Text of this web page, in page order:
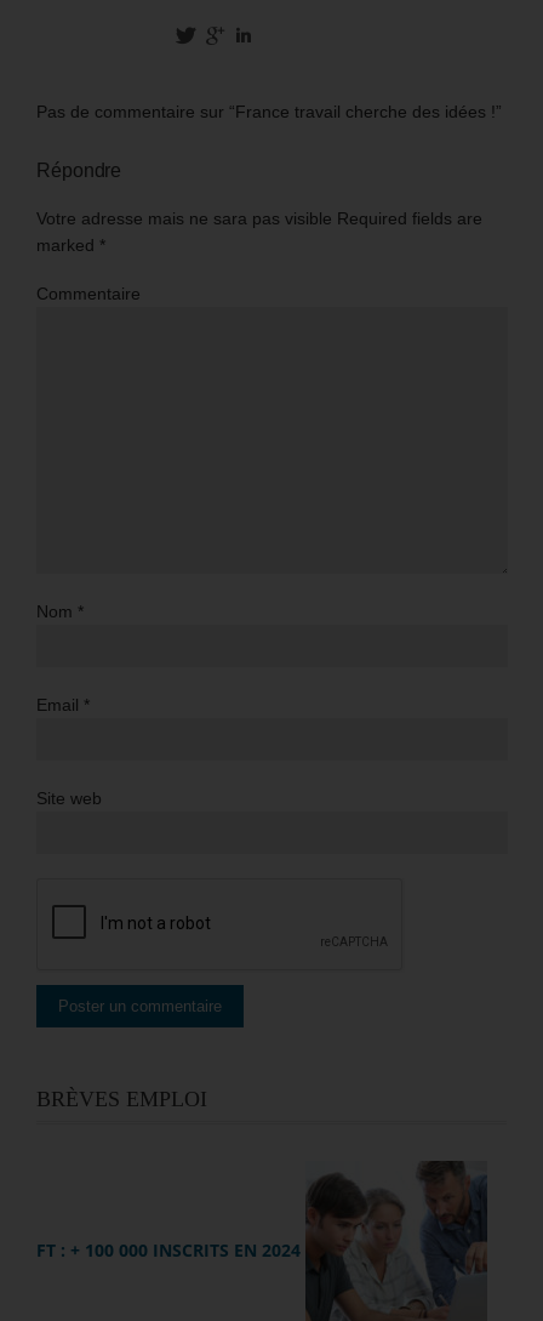
Pas de commentaire sur “France travail cherche des idées !”
Répondre
Votre adresse mais ne sara pas visible Required fields are
marked *
Commentaire
Nom *
Email *
Site web
BRÈVES EMPLOI
FT : + 100 000 INSCRITS EN 2024